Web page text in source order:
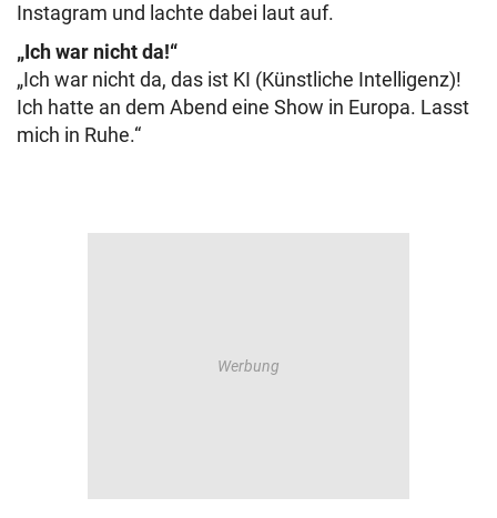
Instagram und lachte dabei laut auf.
„Ich war nicht da!“
„Ich war nicht da, das ist KI (Künstliche Intelligenz)!
Ich hatte an dem Abend eine Show in Europa. Lasst
mich in Ruhe.“